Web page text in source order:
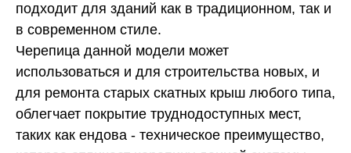
подходит для зданий как в традиционном, так и
в современном стиле.
Черепица данной модели может
использоваться и для строительства новых, и
для ремонта старых скатных крыш любого типа,
облегчает покрытие труднодоступных мест,
таких как ендова - техническое преимущество,